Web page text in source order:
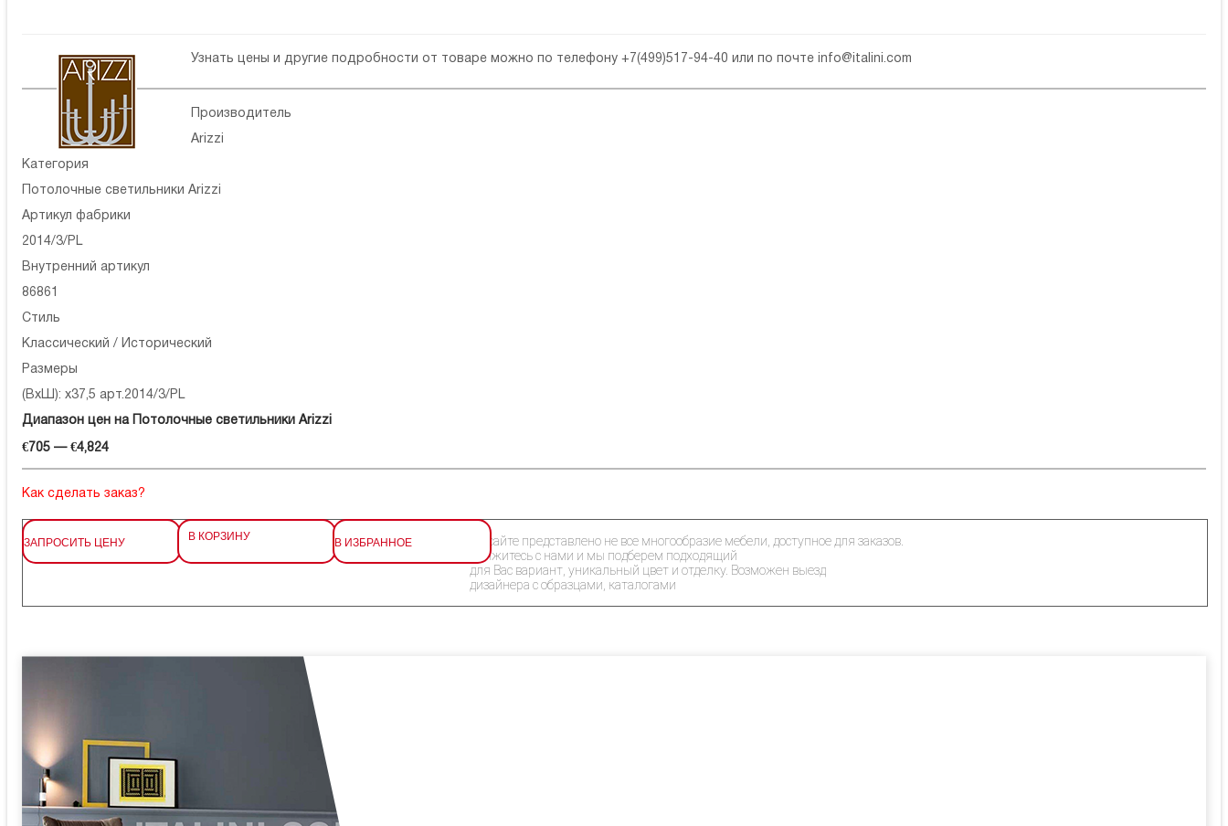
Узнать цены и другие подробности от товаре можно по телефону +7(499)517-94-40 или по почте info@italini.com
Производитель
Arizzi
Категория
Потолочные светильники Arizzi
Артикул фабрики
2014/3/PL
Внутренний артикул
86861
Стиль
Классический / Исторический
Размеры
(ВхШ): x37,5 арт.2014/3/PL
Диапазон цен на Потолочные светильники Arizzi
€705 — €4,824
Как сделать заказ?
ЗАПРОСИТЬ ЦЕНУ В КОРЗИНУ В ИЗБРАННОЕ
На сайте представлено не все многообразие мебели, доступное для заказов.
Свяжитесь с нами и мы подберем подходящий
для Вас вариант, уникальный цвет и отделку. Возможен выезд
дизайнера с образцами, каталогами